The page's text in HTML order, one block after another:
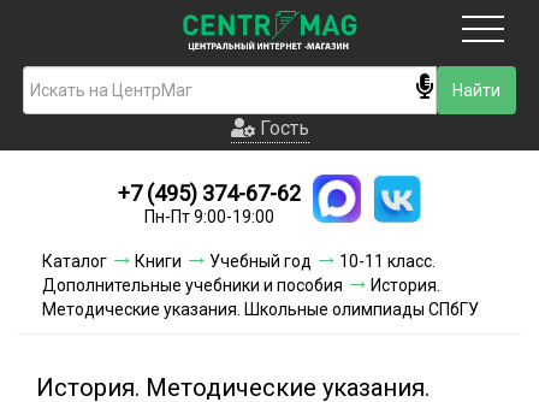
Гость
Новинки
Условия доставки
Условия оплаты
Гость
+7 (495) 374-67-62
Пн-Пт 9:00-19:00
Каталог Книги Учебный год
10-11 класс.
Дополнительные учебники и пособия
История.
Методические указания. Школьные олимпиады СПбГУ
История. Методические указания.